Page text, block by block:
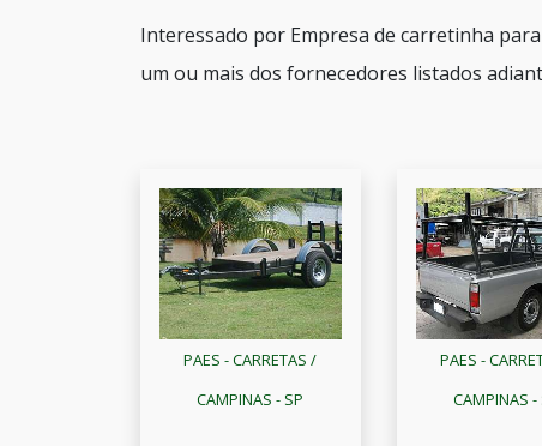
Interessado por Empresa de carretinha
um ou mais dos fornecedores listados
PAES - CARRETAS /
CAMPINAS - SP
PAES -
CAMPINAS -